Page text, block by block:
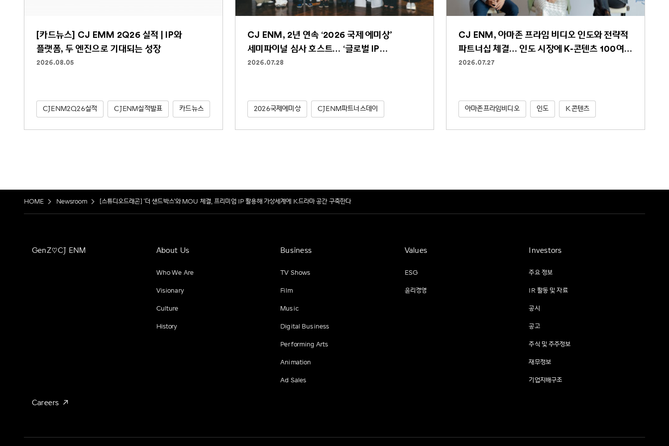
[카드뉴스] CJ EMM 2Q26 실적 | IP와
플랫폼, 두 엔진으로 기대되는 성장
2026.08.05
CJENM2Q26실적 CJENM실적발표 카드뉴스
CJ ENM, 2년 연속 ‘2026 국제 에미상’
세미파이널 심사 호스트… ‘글로벌 IP
파워하우스’ 역할 굳건
2026.07.28
2026국제에미상 CJENM파트너스데이
CJ ENM, 아마존 프라임 비디오 인도와 전략적
파트너십 체결… 인도 시장에 K-콘텐츠 100여
편 선보인다
2026.07.27
아마존프라임비디오 인도 K콘텐츠
HOME Newsroom [스튜디오드래곤] '더 샌드박스'와 MOU 체결, 프리미엄 IP 활용해 가상세계에 K드라마 공간 구축한다
GenZ♡CJ ENM About Us
Who We Are
Visionary
Culture
History
Business
TV Shows
Film
Music
Digital Business
Performing Arts
Animation
Ad Sales
Values
ESG
윤리경영
Investors
주요 정보
IR 활동 및 자료
공시
공고
주식 및 주주정보
재무정보
기업지배구조
Careers